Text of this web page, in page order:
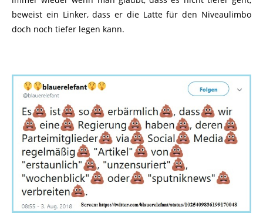
beweist ein Linker, dass er die Latte für den Niveaulimbo
doch noch tiefer legen kann.